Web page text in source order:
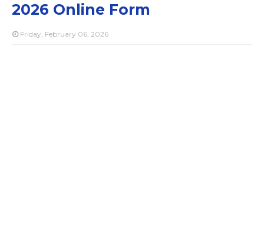
2026 Online Form
Friday, February 06, 2026